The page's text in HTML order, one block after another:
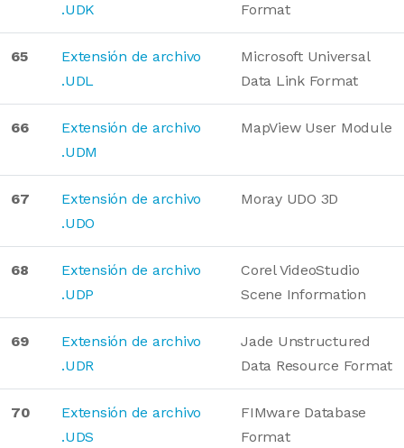
.UDK
Format
65
Extensión de archivo
.UDL
Microsoft Universal
Data Link Format
66
Extensión de archivo
.UDM
MapView User Module
67
Extensión de archivo
.UDO
Moray UDO 3D
68
Extensión de archivo
.UDP
Corel VideoStudio
Scene Information
69
Extensión de archivo
.UDR
Jade Unstructured
Data Resource Format
70
Extensión de archivo
.UDS
FIMware Database
Format